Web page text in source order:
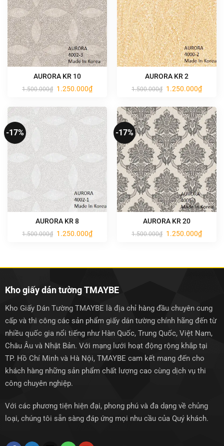
AURORA KR 10
1.500.000₫ Giá
gốc
1.500.000₫.
1.250.000₫Giá
hiện
là:
1.250.000₫.
AURORA KR 2
1.500.000₫ Giá
gốc
1.500.000₫.
1.250.000₫Giá
hiện
là:
-17%
AURORA KR 8
1.500.000₫ Giá
1.250.000₫Giá
hiện
-17%
AURORA KR 20
1.500.000₫ Giá
1.250.000₫Giá
hiện
Kho giấy dán tường TMAYBE
Kho Giấy Dán Tường TMAYBE là địa chỉ hàng đầu chuyên cung
cấp và thi công các sản phẩm giấy dán tường chính hãng đến từ
nhiều quốc gia nổi tiếng như Hàn Quốc, Trung Quốc, Việt Nam,
Châu Âu và Nhật Bản. Với mạng lưới hoạt động rộng khắp tại
TP. Hồ Chí Minh và Hà Nội, TMAYBE cam kết mang đến cho
khách hàng những sản phẩm chất lượng cao cùng dịch vụ thi
công chuyên nghiệp.
Với các phương tiện hiện đại, phong phú và đa dạng về chủng
loại, chúng tôi sẵn sàng đáp ứng mọi nhu cầu của Quý khách.